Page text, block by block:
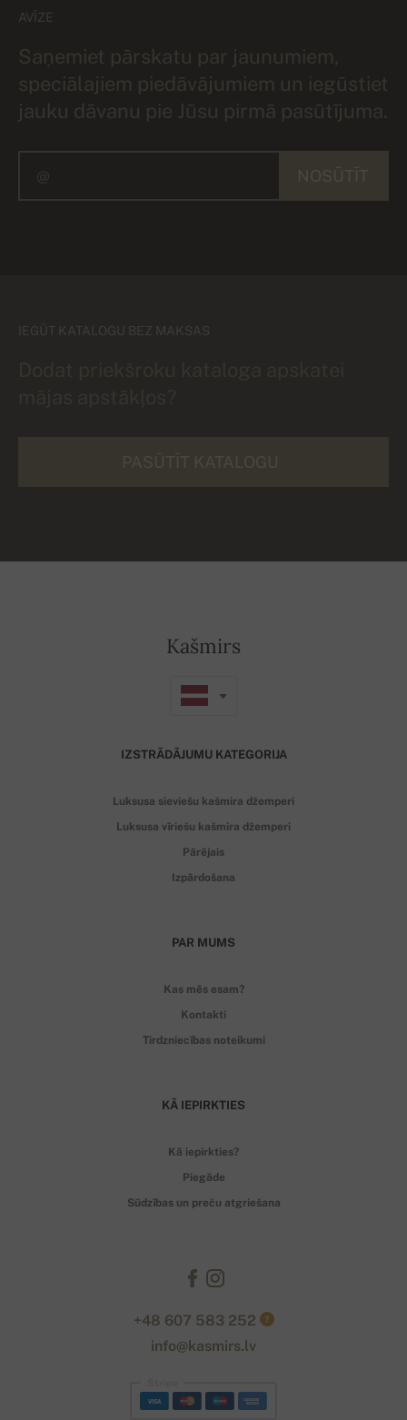
AVĪZE
Saņemiet pārskatu par jaunumiem,
speciālajiem piedāvājumiem un iegūstiet
jauku dāvanu pie Jūsu pirmā pasūtījuma.
IEGŪT KATALOGU BEZ MAKSAS
Kašmirs
IZSTRĀDĀJUMU KATEGORIJA
Luksusa sieviešu kašmira džemperi
Luksusa vīriešu kašmira džemperi
Pārējais
Izpārdošana
PAR MUMS
Kas mēs esam?
Kontakti
Tirdzniecības noteikumi
KĀ IEPIRKTIES
Kā iepirkties?
Piegāde
Sūdzības un preču atgriešana
+48 607 583 252 ?
info@kasmirs.lv